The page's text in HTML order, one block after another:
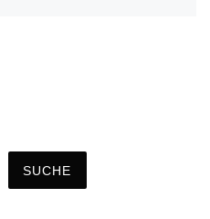
SUCHE